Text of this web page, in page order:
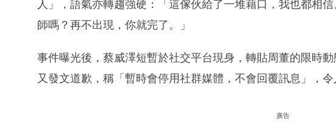
人」，語氣亦轉趨強硬：「這傢伙給了一堆藉口，我也都相
師嗎？再不出現，你就完了。」
事件曝光後，蔡威澤短暫於社交平台現身，轉貼周董的限時
又發文道歉，稱「暫時會停用社群媒體，不會回覆訊息」，令
廣告